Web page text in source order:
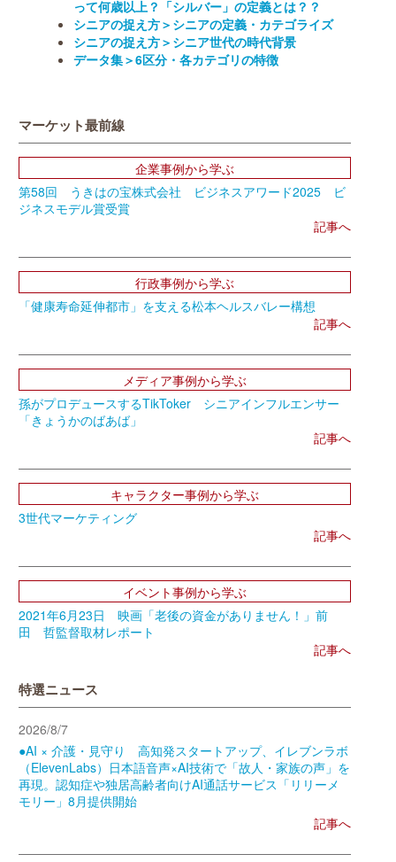
って何歳以上？「シルバー」の定義とは？？
シニアの捉え方＞シニアの定義・カテゴライズ
シニアの捉え方＞シニア世代の時代背景
データ集＞6区分・各カテゴリの特徴
マーケット最前線
企業事例から学ぶ
第58回 うきはの宝株式会社 ビジネスアワード2025 ビ
ジネスモデル賞受賞
記事へ
行政事例から学ぶ
「健康寿命延伸都市」を支える松本ヘルスバレー構想
記事へ
メディア事例から学ぶ
孫がプロデュースするTikToker シニアインフルエンサー
「きょうかのばあば」
記事へ
キャラクター事例から学ぶ
3世代マーケティング
記事へ
イベント事例から学ぶ
2021年6月23日 映画「老後の資金がありません！」前
田 哲監督取材レポート
記事へ
特選ニュース
2026/8/7
●AI × 介護・見守り 高知発スタートアップ、イレブンラボ
（ElevenLabs）日本語音声×AI技術で「故人・家族の声」を
再現。認知症や独居高齢者向けAI通話サービス「リリーメ
モリー」8月提供開始
記事へ